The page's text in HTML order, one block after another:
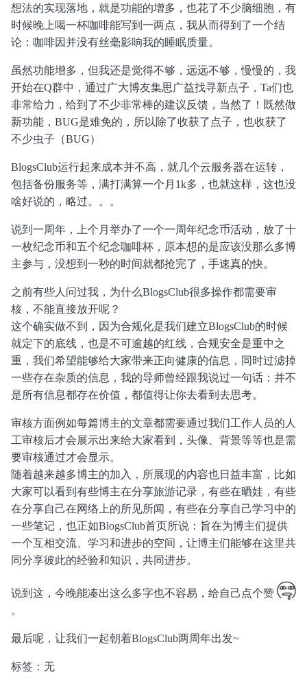
想法的实现落地，就是功能的增多，也花了不少脑细胞，有
时候晚上喝一杯咖啡能写到一两点，我从而得到了一个结
论：咖啡因并没有丝毫影响我的睡眠质量。
虽然功能增多，但我还是觉得不够，远远不够，慢慢的，我
开始在Q群中，通过广大博友集思广益找寻新点子，Ta们也
非常给力，给到了不少非常棒的建议反馈，当然了！既然做
新功能，BUG是难免的，所以除了收获了点子，也收获了
不少虫子（BUG）
BlogsClub运行起来成本并不高，就几个云服务器在运转，
包括备份服务等，满打满算一个月1k多，也就这样，这也没
啥好说的，略过。。。
说到一周年，上个月举办了一个一周年纪念币活动，放了十
一枚纪念币和五个纪念咖啡杯，原本想的是应该没那么多博
主参与，没想到一秒的时间就都抢完了，手速真的快。
之前有些人问过我，为什么BlogsClub很多操作都需要审
核，不能直接放开呢？
这个确实做不到，因为合规化是我们建立BlogsClub的时候
就定下的底线，也是不可逾越的红线，合规安全是重中之
重，我们希望能够给大家带来正向健康的信息，同时过滤掉
一些存在杂质的信息，我的导师曾经跟我说过一句话：并不
是所有信息都存在价值，都值得让你去看到去思考。
审核方面例如每篇博主的文章都需要通过我们工作人员的人
工审核后才会展示出来给大家看到，头像、背景等等也是需
要审核通过才会显示。
随着越来越多博主的加入，所展现的内容也日益丰富，比如
大家可以看到有些博主在分享旅游记录，有些在晒娃，有些
在分享自己在网络上的所见所闻，有些在分享自己学习中的
一些笔记，也正如BlogsClub首页所说：旨在为博主们提供
一个互相交流、学习和进步的空间，让博主们能够在这里共
同分享彼此的经验和知识，共同进步。
说到这，今晚能凑出这么多字也不容易，给自己点个赞
。
最后呢，让我们一起朝着BlogsClub两周年出发~
标签：无